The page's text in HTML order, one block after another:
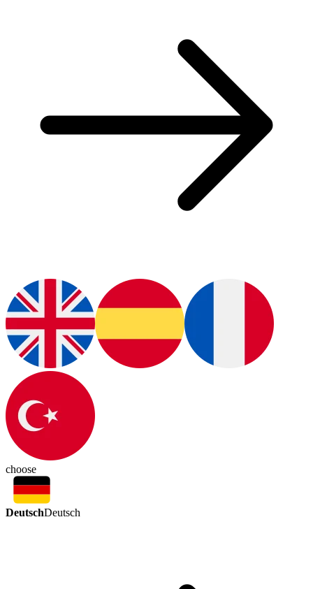
choose
DeutschDeutsch